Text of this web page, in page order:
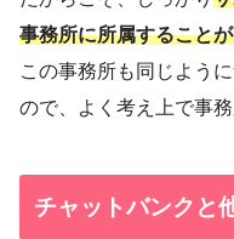
事務所に所属すること
この事務所も同じよう
ので、よく考え上で事
チャットバンクと